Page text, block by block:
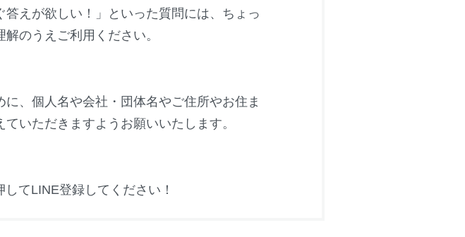
えが欲しい！」といった質問には、ちょっ
のうえご利用ください。
、個人名や会社・団体名やご住所やお住ま
いただきますようお願いいたします。
てLINE登録してください！